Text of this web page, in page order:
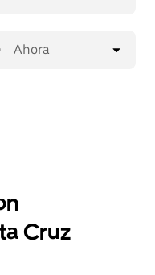
Ahora
Cruz